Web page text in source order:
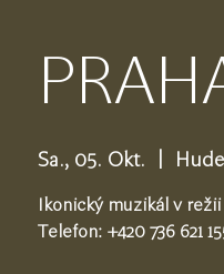
Sa., 05. Okt.
Ikonický muzikál v
Telefon: +420 736 621